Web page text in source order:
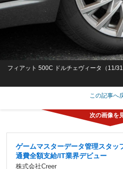
フィアット 500C ドルチェヴィータ（11/31
この記事へ
ゲームマスターデータ管理スタッ
通費全額支給/IT業界デビュー
株式会社Creer